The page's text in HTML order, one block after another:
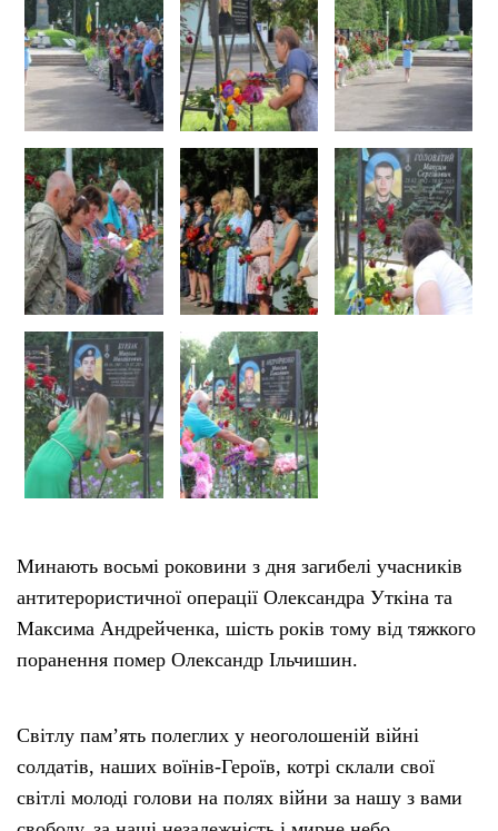
Минають восьмі роковини з дня загибелі учасників
антитерористичної операції Олександра Уткіна та
Максима Андрейченка, шість років тому від тяжкого
поранення помер Олександр Ільчишин.
Світлу пам’ять полеглих у неоголошеній війні
солдатів, наших воїнів-Героїв, котрі склали свої
світлі молоді голови на полях війни за нашу з вами